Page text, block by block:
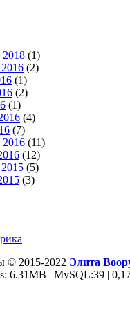
2018 (1)
(2)
(1)
(2)
(1)
(4)
(7)
2016 (11)
(12)
(5)
(3)
© 2015-2022 Элита
6.31MB | MySQL:39 |